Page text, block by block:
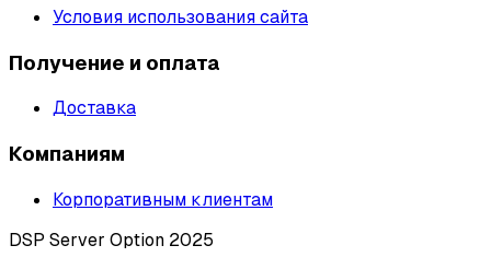
Условия использования сайта
Получение и оплата
Доставка
Компаниям
Корпоративным клиентам
DSP Server Option 2025